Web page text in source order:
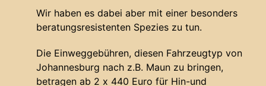
Wir haben es dabei aber mit einer besonders
beratungsresistenten Spezies zu tun.
Die Einweggebühren, diesen Fahrzeugtyp von
Johannesburg nach z.B. Maun zu bringen,
betragen ab 2 x 440 Euro für Hin-und